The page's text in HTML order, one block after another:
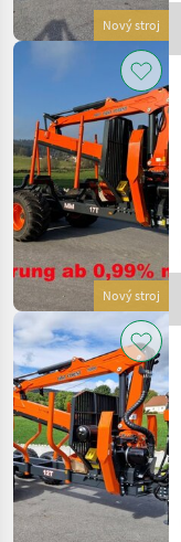
Nový stroj
Nový stroj